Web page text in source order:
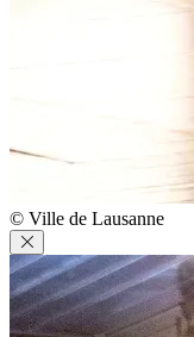
© Ville de Lausanne